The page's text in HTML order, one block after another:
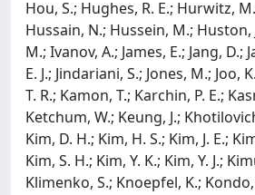
Hou, S.; Hughes, R. E.; Hurwitz,
Hussain, N.; Hussein, M.;
M.; Ivanov, A.; James, E.; Jang, D.;
E. J.; Jindariani, S.; Jones, M.; Joo,
T. R.; Kamon, T.; Karchin, P. E.;
Ketchum, W.; Keung, J.;
Kim, D. H.; Kim, H. S.; Kim, J. E.;
Kim, S. H.; Kim, Y. K.; Kim, Y. J.;
Klimenko, S.; Knoepfel, K.; Kondo,